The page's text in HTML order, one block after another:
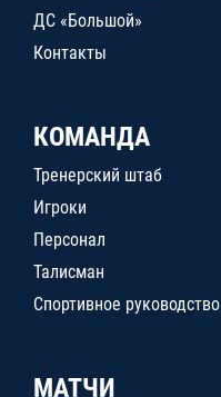
ДС «Большой»
Контакты
КОМАНДА
Тренерский штаб
Игроки
Персонал
Талисман
Спортивное руководство
МАТЧИ